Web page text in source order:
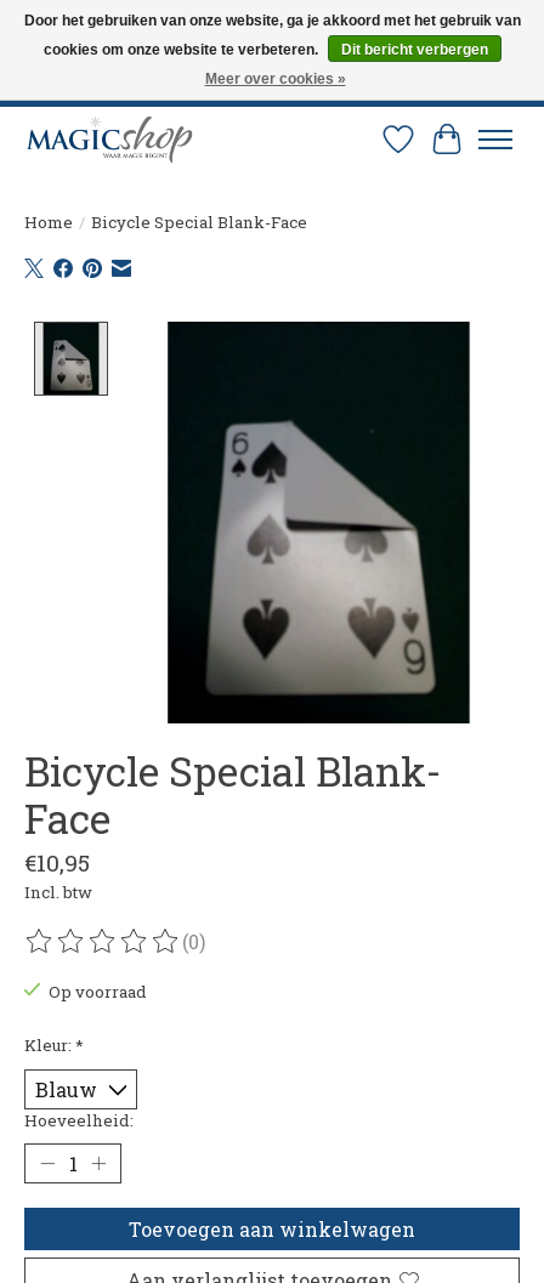
Altijd de nieuwste trucs op voorraad. Snelle verzending via PostNL en DHL.
Langskomen in onze winkel? Bel of mail om een afspraak te maken. 0251-
Verlanglijst
Home / Bicycle Special Blank-Face
Bicycle Special Blank-
Face
€10,95
Incl. btw
De beoordeling van dit product is
(0)
Op voorraad
Kleur: *
Hoeveelheid:
Toevoegen aan winkelwagen
Door het gebruiken van onze website, ga je akkoord met het gebruik van
cookies om onze website te verbeteren.
Dit bericht verbergen
Meer over cookies »